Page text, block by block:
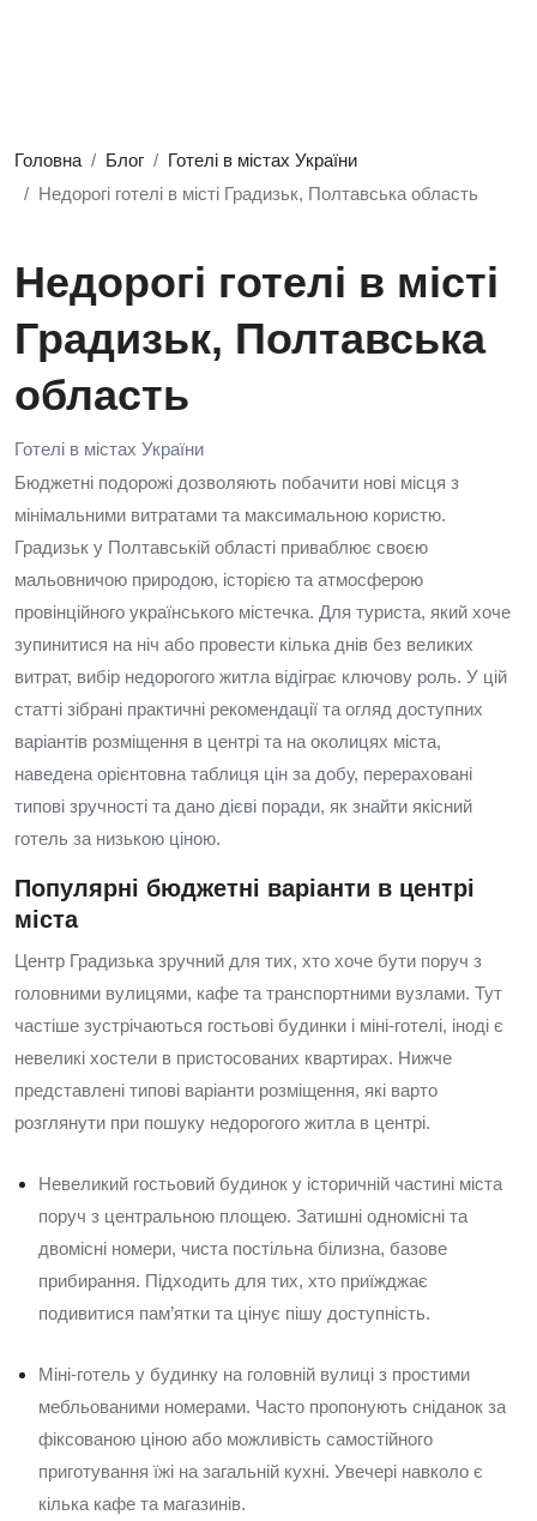
Головна Блог
Готелі в містах України
Недорогі готелі в місті Градизьк, Полтавська область
Недорогі готелі в місті
Градизьк, Полтавська
область
Готелі в містах України
Бюджетні подорожі дозволяють побачити нові місця з
мінімальними витратами та максимальною користю.
Градизьк у Полтавській області приваблює своєю
мальовничою природою, історією та атмосферою
провінційного українського містечка. Для туриста, який хоче
зупинитися на ніч або провести кілька днів без великих
витрат, вибір недорогого житла відіграє ключову роль. У цій
статті зібрані практичні рекомендації та огляд доступних
варіантів розміщення в центрі та на околицях міста,
наведена орієнтовна таблиця цін за добу, перераховані
типові зручності та дано дієві поради, як знайти якісний
готель за низькою ціною.
Популярні бюджетні варіанти в центрі
міста
Центр Градизька зручний для тих, хто хоче бути поруч з
головними вулицями, кафе та транспортними вузлами. Тут
частіше зустрічаються гостьові будинки і міні-готелі, іноді є
невеликі хостели в пристосованих квартирах. Нижче
представлені типові варіанти розміщення, які варто
розглянути при пошуку недорогого житла в центрі.
Невеликий гостьовий будинок у історичній частині міста
поруч з центральною площею. Затишні одномісні та
двомісні номери, чиста постільна білизна, базове
прибирання. Підходить для тих, хто приїжджає
подивитися пам’ятки та цінує пішу доступність.
Міні-готель у будинку на головній вулиці з простими
мебльованими номерами. Часто пропонують сніданок за
фіксованою ціною або можливість самостійного
приготування їжі на загальній кухні. Увечері навколо є
кілька кафе та магазинів.